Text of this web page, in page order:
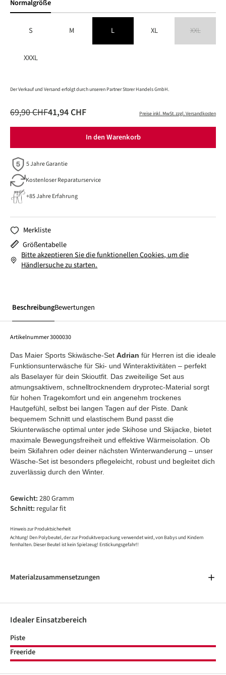
Normalgröße
S M L XL XXL
XXXL
Der Verkauf und Versand erfolgt durch unseren Partner Storer Handels GmbH.
41,94 CHF
69,90 CHF Preise inkl. MwSt. zzgl. Versandkosten
In den Warenkorb
5 Jahre Garantie
Kostenloser Reparaturservice
+85 Jahre Erfahrung
Merkliste
Größentabelle
Bitte akzeptieren Sie die funktionellen Cookies, um die
Händlersuche zu starten.
BeschreibungBewertungen
Artikelnummer3000030
Das Maier Sports Skiwäsche-Set Adrian für Herren ist die ideale
Funktionsunterwäsche für Ski- und Winteraktivitäten – perfekt
als Baselayer für dein Skioutfit. Das zweiteilige Set aus
atmungsaktivem, schnelltrocknendem dryprotec-Material sorgt
für hohen Tragekomfort und ein angenehm trockenes
Hautgefühl, selbst bei langen Tagen auf der Piste. Dank
bequemem Schnitt und elastischem Bund passt die
Skiunterwäsche optimal unter jede Skihose und Skijacke, bietet
maximale Bewegungsfreiheit und effektive Wärmeisolation. Ob
beim Skifahren oder deiner nächsten Winterwanderung – unser
Wäsche-Set ist besonders pflegeleicht, robust und begleitet dich
zuverlässig durch den Winter.
Gewicht:280 Gramm
Schnitt: regular fit
Hinweis zur Produktsicherheit
Achtung! Den Polybeutel, der zur Produktverpackung verwendet wird, von Babys und Kindern
fernhalten. Dieser Beutel ist kein Spielzeug! Erstickungsgefahr!!
Materialzusammensetzungen
Idealer Einsatzbereich
Piste
Freeride